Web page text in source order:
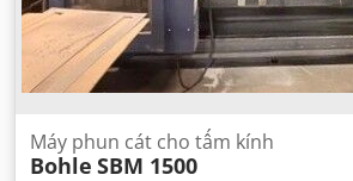
Máy phun cát cho tấm kính
Bohle SBM 1500